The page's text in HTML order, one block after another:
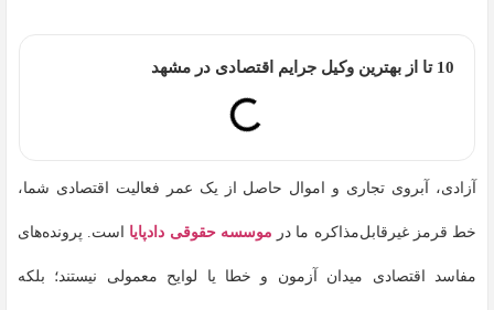
10 تا از بهترین وکیل جرایم اقتصادی در مشهد
آزادی، آبروی تجاری و اموال حاصل از یک عمر فعالیت اقتصادی شما،
خط قرمز غیرقابل‌مذاکره ما در موسسه حقوقی دادپایا است. پرونده‌های
مفاسد اقتصادی میدان آزمون و خطا یا لوایح معمولی نیستند؛ بلکه